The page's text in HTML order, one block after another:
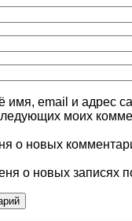
имя, email и адрес
моих
о новых
о новых записях